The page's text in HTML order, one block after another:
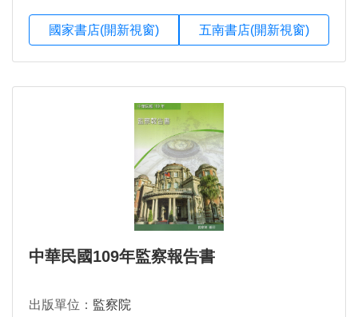
國家書店(開新視窗) 五南書店(開新視窗)
中華民國109年監察報告書
出版單位： 監察院